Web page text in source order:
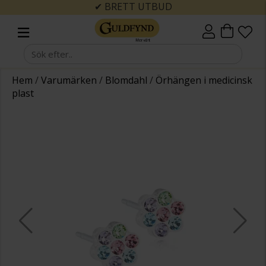
✔ BRETT UTBUD
Hem /Varumärken / Blomdahl / Örhängen i medicinsk
plast